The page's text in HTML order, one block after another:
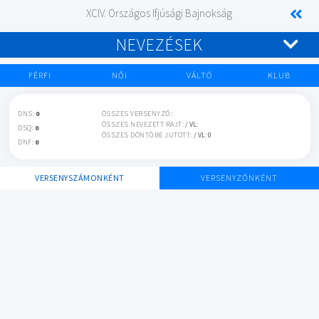
XCIV. Országos Ifjúsági Bajnokság
NEVEZÉSEK
FÉRFI NŐI VÁLTÓ KLUB
DNS: 0
DSQ: 0
DNF: 0
ÖSSZES VERSENYZŐ:
ÖSSZES NEVEZETT RAJT:/ VL:
ÖSSZES DÖNTŐBE JUTOTT: / VL: 0
VERSENYSZÁMONKÉNT VERSENYZŐNKÉNT